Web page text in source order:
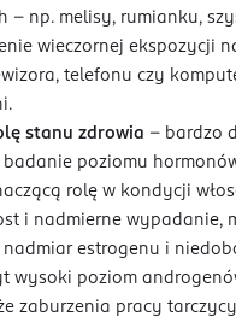
– np. melisy, rumianku,
wieczornej ekspozycji
telefonu czy
stanu zdrowia – bardzo
badanie poziomu
rolę w kondycji
i nadmierne wypadanie,
estrogenu i
wysoki poziom
zaburzenia pracy